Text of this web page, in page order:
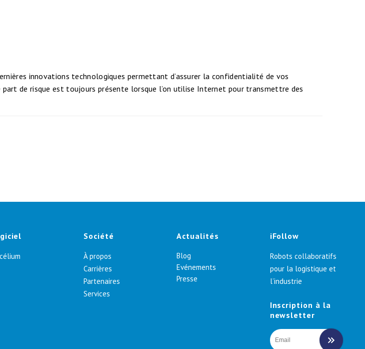
innovations technologiques permettant d’assurer la confidentialité de vos
de risque est toujours présente lorsque l’on utilise Internet pour transmettre des
Société
À propos
Carrières
Partenaires
Services
Actualités
Blog
Evénements
Presse
iFollow
Robots collaboratifs
pour la logistique et
l’industrie
Inscription à la
newsletter